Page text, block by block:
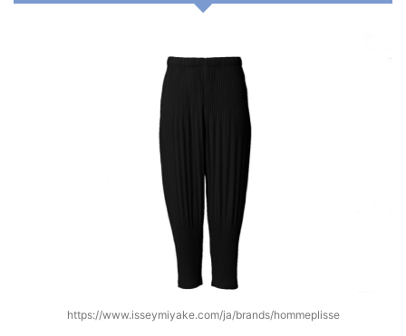
https://www.isseymiyake.com/ja/brands/hommeplisse